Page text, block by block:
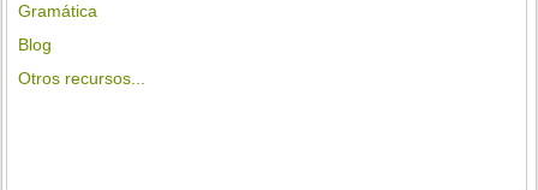
Gramática
Blog
Otros recursos...